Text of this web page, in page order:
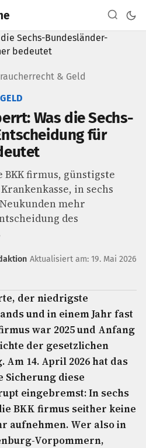
& Geld
Was die Sechs-
für
BKK firmus, günstigste
in sechs
mehr
des
Aktualisiert am: 19. Mai 2026
der niedrigste
und in einem Jahr fast
war 2025 und Anfang
der gesetzlichen
14. April 2026 hat das
Sicherung diese
eingebremst: In sechs
BKK firmus seither keine
aufnehmen. Wer also in
Vorpommern,